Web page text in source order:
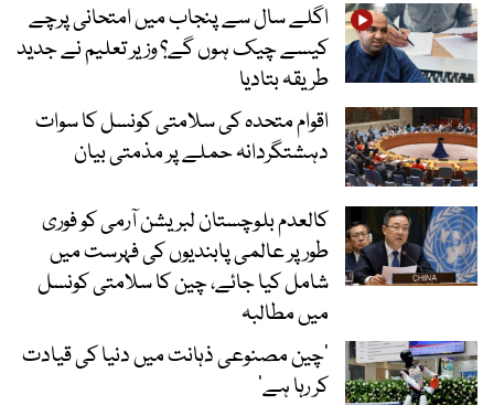
اگلے سال سے پنجاب میں امتحانی پرچے
کیسے چیک ہوں گے؟ وزیر تعلیم نے جدید
طریقہ بتادیا
اقوام متحدہ کی سلامتی کونسل کا سوات
دہشتگردانہ حملے پر مذمتی بیان
کالعدم بلوچستان لبریشن آرمی کو فوری
طور پر عالمی پابندیوں کی فہرست میں
شامل کیا جائے، چین کا سلامتی کونسل
میں مطالبہ
’چین مصنوعی ذہانت میں دنیا کی قیادت
کر رہا ہے‘